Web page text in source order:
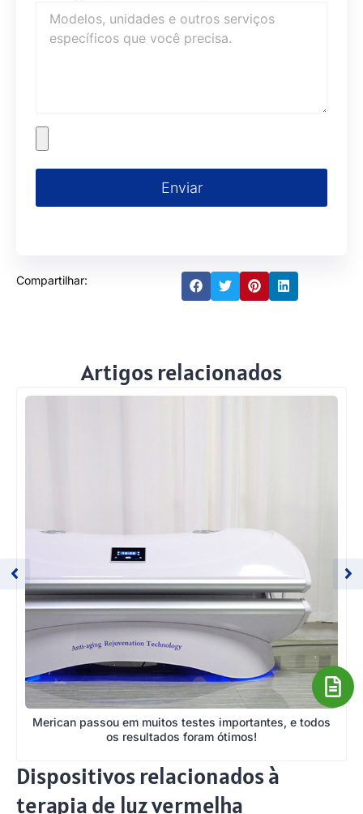
Enviar
Compartilhar:
Artigos relacionados
Merican passou em muitos testes importantes, e todos
os resultados foram ótimos!
Dispositivos relacionados à
terapia de luz vermelha